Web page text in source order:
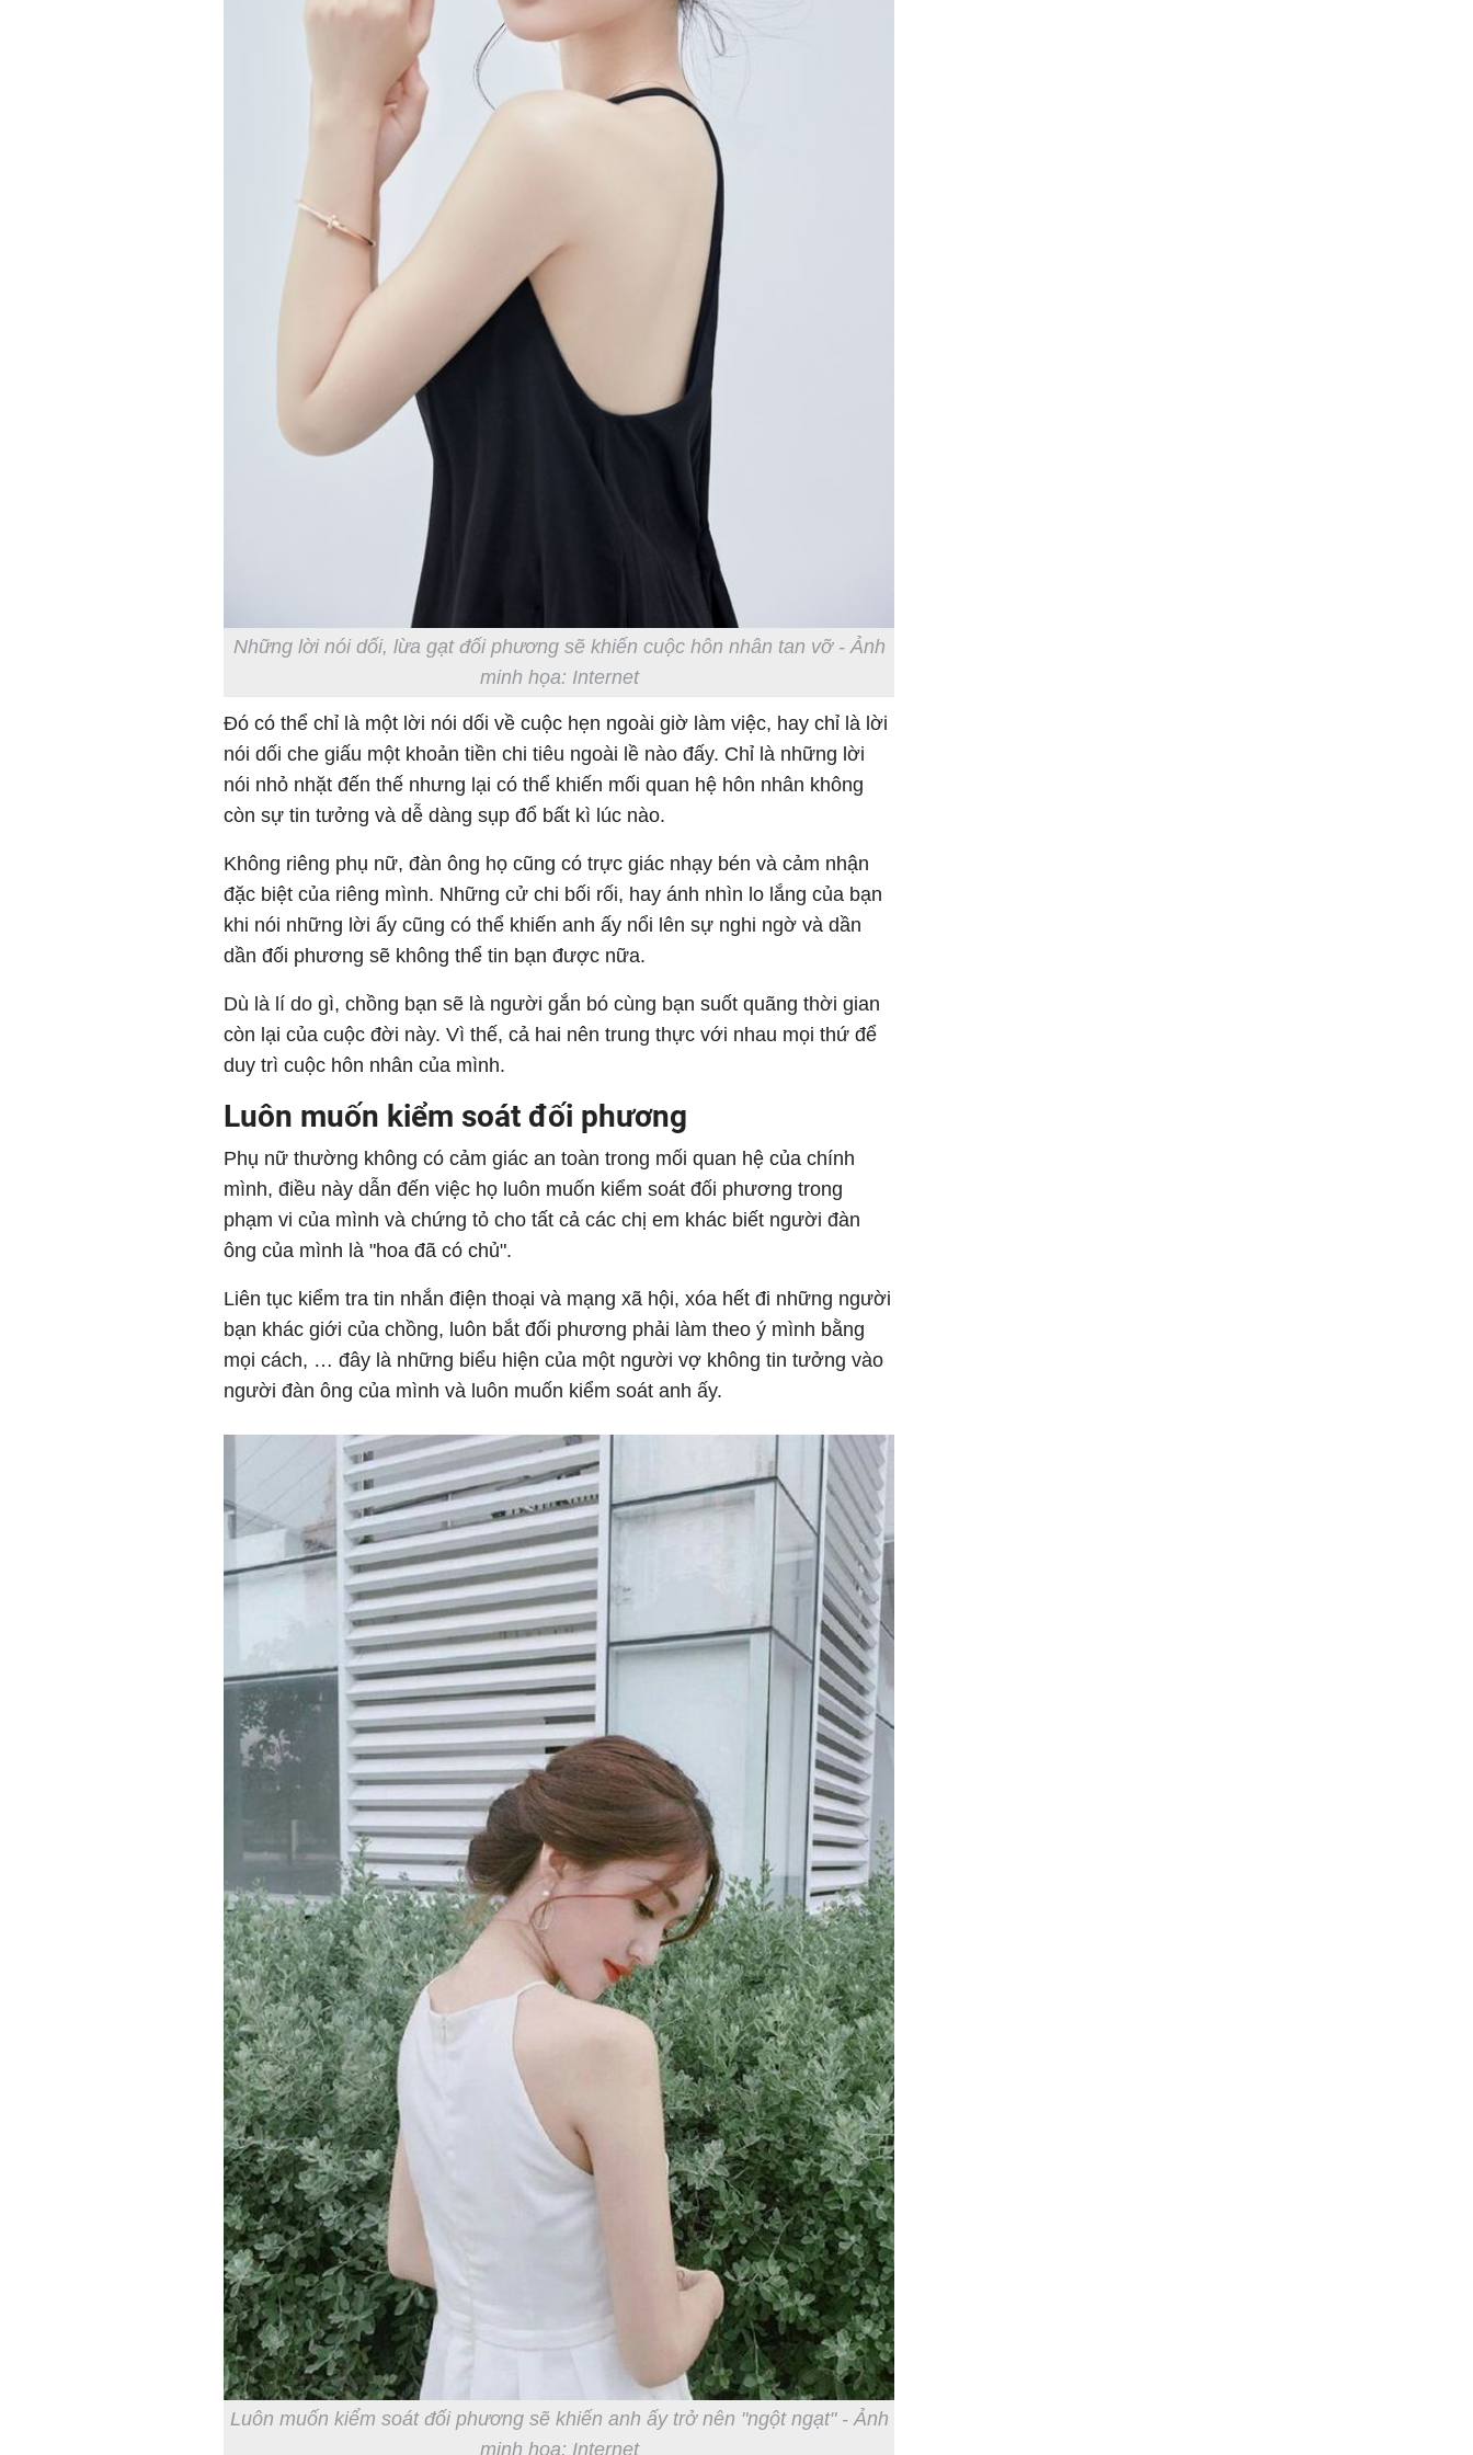
Những lời nói dối, lừa gạt đối phương sẽ khiến cuộc hôn nhân tan vỡ - Ảnh
minh họa: Internet
Đó có thể chỉ là một lời nói dối về cuộc hẹn ngoài giờ làm việc, hay chỉ là lời
nói dối che giấu một khoản tiền chi tiêu ngoài lề nào đấy. Chỉ là những lời
nói nhỏ nhặt đến thế nhưng lại có thể khiến mối quan hệ hôn nhân không
còn sự tin tưởng và dễ dàng sụp đổ bất kì lúc nào.
Không riêng phụ nữ, đàn ông họ cũng có trực giác nhạy bén và cảm nhận
đặc biệt của riêng mình. Những cử chi bối rối, hay ánh nhìn lo lắng của bạn
khi nói những lời ấy cũng có thể khiến anh ấy nổi lên sự nghi ngờ và dần
dần đối phương sẽ không thể tin bạn được nữa.
Dù là lí do gì, chồng bạn sẽ là người gắn bó cùng bạn suốt quãng thời gian
còn lại của cuộc đời này. Vì thế, cả hai nên trung thực với nhau mọi thứ để
duy trì cuộc hôn nhân của mình.
Luôn muốn kiểm soát đối phương
Phụ nữ thường không có cảm giác an toàn trong mối quan hệ của chính
mình, điều này dẫn đến việc họ luôn muốn kiểm soát đối phương trong
phạm vi của mình và chứng tỏ cho tất cả các chị em khác biết người đàn
ông của mình là "hoa đã có chủ".
Liên tục kiểm tra tin nhắn điện thoại và mạng xã hội, xóa hết đi những người
bạn khác giới của chồng, luôn bắt đối phương phải làm theo ý mình bằng
mọi cách, … đây là những biểu hiện của một người vợ không tin tưởng vào
người đàn ông của mình và luôn muốn kiểm soát anh ấy.
Luôn muốn kiểm soát đối phương sẽ khiến anh ấy trở nên "ngột ngạt" - Ảnh
minh họa: Internet